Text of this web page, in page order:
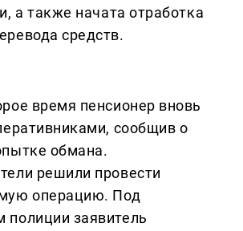
а также начата отработка
средств.
время пенсионер вновь
сообщив о
обмана.
решили провести
операцию. Под
полиции заявитель